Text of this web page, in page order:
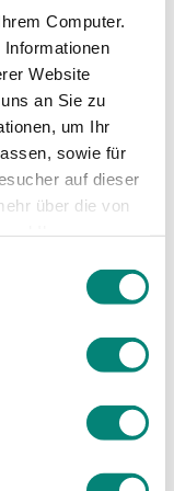
Computer.
Website
an Sie zu
um Ihr
sowie für
auf dieser
über die von
eines
Management
zu ihrer
zu
ersten
wird